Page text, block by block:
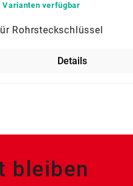
Varianten verfügbar
Rohrsteckschlüssel
Details
bleiben